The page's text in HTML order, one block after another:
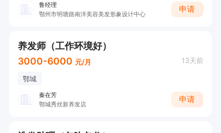
鲁经理
鄂州市明塘路南洋美容美发形象设计中心
申请
养发师（工作环境好）
3000-6000 元/月 13天前
鄂城
秦在芳
鄂城秀丝新养发店
申请